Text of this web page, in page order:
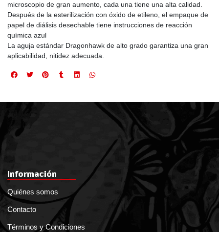
microscopio de gran aumento, cada una tiene una alta calidad.
Después de la esterilización con óxido de etileno, el empaque de
papel de diálisis desechable tiene instrucciones de reacción
química azul
La aguja estándar Dragonhawk de alto grado garantiza una gran
aplicabilidad, nitidez adecuada.
Información
Quiénes somos
Contacto
Términos y Condiciones